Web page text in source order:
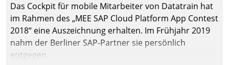
Das Cockpit für mobile Mitarbeiter von Datatrain hat
im Rahmen des „MEE SAP Cloud Platform App Contest
2018“ eine Auszeichnung erhalten. Im Frühjahr 2019
nahm der Berliner SAP-Partner sie persönlich
entgegen.